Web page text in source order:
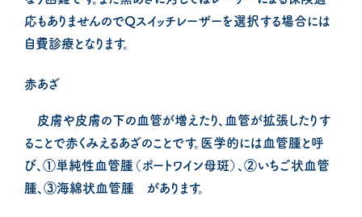
応もありませんのでQスイッチレーザーを選択する場合には
自費診療となります。
赤あざ
皮膚や皮膚の下の血管が増えたり、血管が拡張したりす
ることで赤くみえるあざのことです。医学的には血管腫と呼
び、①単純性血管腫（ポートワイン母斑）、②いちご状血管
腫、③海綿状血管腫 があります。